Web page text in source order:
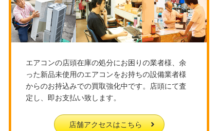
エアコンの店頭在庫の処分にお困りの業者様、余
った新品未使用のエアコンをお持ちの設備業者様
からのお持込みでの買取強化中です。店頭にて査
定し、即お支払い致します。
店舗アクセスはこちら